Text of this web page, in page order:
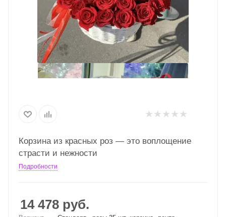
Корзина из красных роз — это воплощение
страсти и нежности
Подробности
14 478 руб.